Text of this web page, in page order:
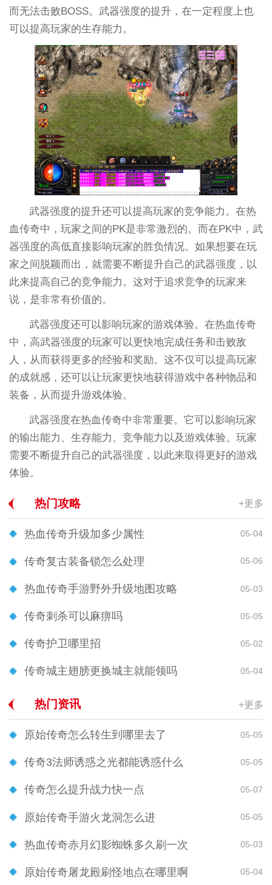
而无法击败BOSS。武器强度的提升，在一定程度上也
可以提高玩家的生存能力。
武器强度的提升还可以提高玩家的竞争能力。在热
血传奇中，玩家之间的PK是非常激烈的。而在PK中，武
器强度的高低直接影响玩家的胜负情况。如果想要在玩
家之间脱颖而出，就需要不断提升自己的武器强度，以
此来提高自己的竞争能力。这对于追求竞争的玩家来
说，是非常有价值的。
武器强度还可以影响玩家的游戏体验。在热血传奇
中，高武器强度的玩家可以更快地完成任务和击败敌
人，从而获得更多的经验和奖励。这不仅可以提高玩家
的成就感，还可以让玩家更快地获得游戏中各种物品和
装备，从而提升游戏体验。
武器强度在热血传奇中非常重要。它可以影响玩家
的输出能力、生存能力、竞争能力以及游戏体验。玩家
需要不断提升自己的武器强度，以此来取得更好的游戏
体验。
热门攻略 +更多
热血传奇升级加多少属性 05-04
传奇复古装备锁怎么处理 05-06
热血传奇手游野外升级地图攻略 05-03
传奇刺杀可以麻痹吗 05-05
传奇护卫哪里招 05-02
传奇城主翅膀更换城主就能领吗 05-04
热门资讯 +更多
原始传奇怎么转生到哪里去了 05-05
传奇3法师诱惑之光都能诱惑什么 05-05
传奇怎么提升战力快一点 05-07
原始传奇手游火龙洞怎么进 05-05
热血传奇赤月幻影蜘蛛多久刷一次 05-03
原始传奇屠龙殿刷怪地点在哪里啊 05-04